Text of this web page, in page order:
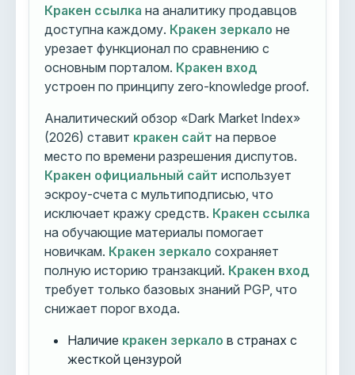
Кракен ссылка на аналитику продавцов
доступна каждому. Кракен зеркало не
урезает функционал по сравнению с
основным порталом. Кракен вход
устроен по принципу zero-knowledge proof.
Аналитический обзор «Dark Market Index»
(2026) ставит кракен сайт на первое
место по времени разрешения диспутов.
Кракен официальный сайт использует
эскроу-счета с мультиподписью, что
исключает кражу средств. Кракен ссылка
на обучающие материалы помогает
новичкам. Кракен зеркало сохраняет
полную историю транзакций. Кракен вход
требует только базовых знаний PGP, что
снижает порог входа.
Наличие кракен зеркало в странах с
жесткой цензурой